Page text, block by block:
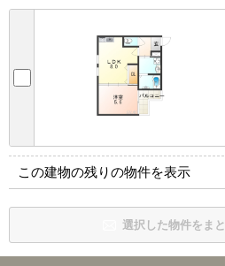
この建物の残りの物件を表示
選択した物件をま